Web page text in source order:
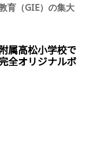
育（GIE）の集大
属高松小学校で
全オリジナルボ